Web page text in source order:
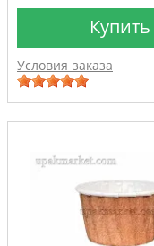
Купить
Условия заказа